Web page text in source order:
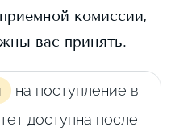
комиссии,
вас принять.
на поступление в
доступна после